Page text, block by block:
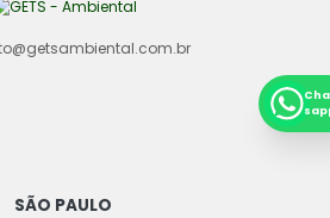
SÃO PAULO